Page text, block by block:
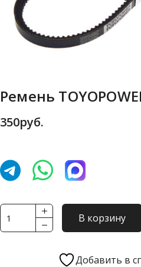
Ремень
350руб.
Количество
товара
В корзину
Добавить в